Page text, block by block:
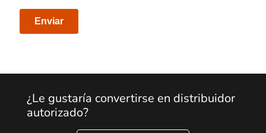
¿Le gustaría convertirse en distribuidor
autorizado?